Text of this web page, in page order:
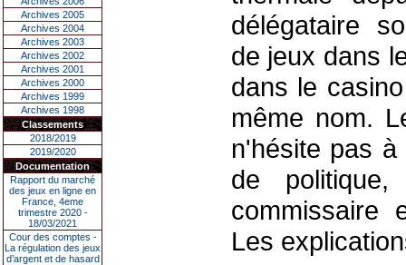
Archives 2005
Archives 2004
Archives 2003
Archives 2002
Archives 2001
Archives 2000
Archives 1999
Archives 1998
Classements
2018/2019
2019/2020
Documentation
Rapport du marché
des jeux en ligne en
France, 4eme
trimestre 2020 -
18/03/2021
Cour des comptes -
La régulation des jeux
d’argent et de hasard
délégataire
de jeux dans
dans le
même nom.
n'hésite pas
de
commissaire
Les